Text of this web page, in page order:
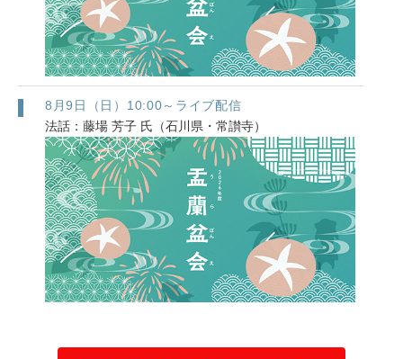
8月9日（日）10:00～ライブ配信
法話：藤場 芳子 氏（石川県・常讃寺）